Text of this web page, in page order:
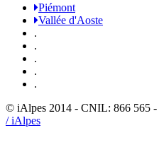
Piémont
Vallée d'Aoste
.
.
.
.
.
© iAlpes 2014 - CNIL: 866 565 -
/ iAlpes